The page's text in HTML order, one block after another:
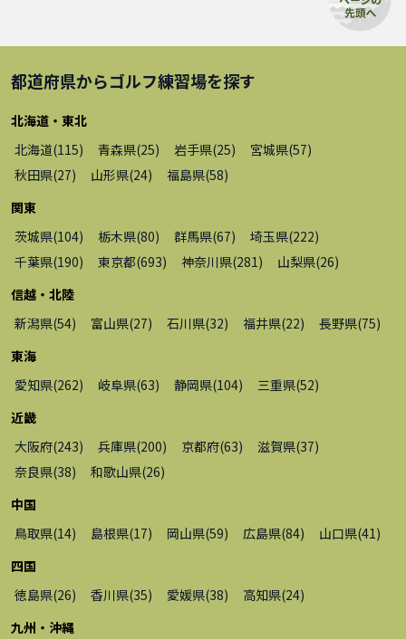
都道府県からゴルフ練習場を探す
北海道・東北
北海道(115) 青森県(25) 岩手県(25) 宮城県(57)
秋田県(27) 山形県(24) 福島県(58)
関東
茨城県(104) 栃木県(80) 群馬県(67) 埼玉県(222)
千葉県(190) 東京都(693) 神奈川県(281) 山梨県(26)
信越・北陸
新潟県(54) 富山県(27) 石川県(32) 福井県(22) 長野県(75)
東海
愛知県(262) 岐阜県(63) 静岡県(104) 三重県(52)
近畿
大阪府(243) 兵庫県(200) 京都府(63) 滋賀県(37)
奈良県(38) 和歌山県(26)
中国
鳥取県(14) 島根県(17) 岡山県(59) 広島県(84) 山口県(41)
四国
徳島県(26) 香川県(35) 愛媛県(38) 高知県(24)
九州・沖縄